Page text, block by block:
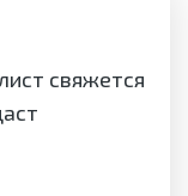
свяжется